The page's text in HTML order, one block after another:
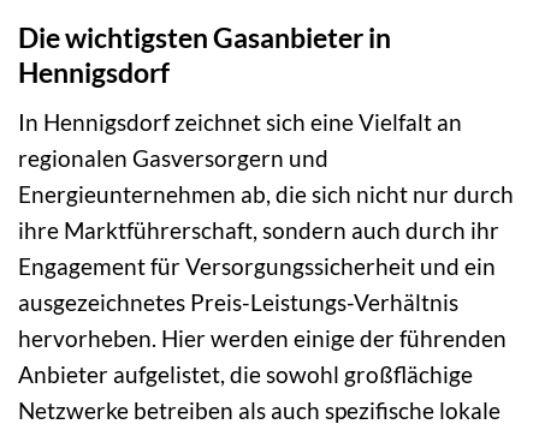
Die wichtigsten Gasanbieter in
Hennigsdorf
In Hennigsdorf zeichnet sich eine Vielfalt an
regionalen Gasversorgern und
Energieunternehmen ab, die sich nicht nur durch
ihre Marktführerschaft, sondern auch durch ihr
Engagement für Versorgungssicherheit und ein
ausgezeichnetes Preis-Leistungs-Verhältnis
hervorheben. Hier werden einige der führenden
Anbieter aufgelistet, die sowohl großflächige
Netzwerke betreiben als auch spezifische lokale